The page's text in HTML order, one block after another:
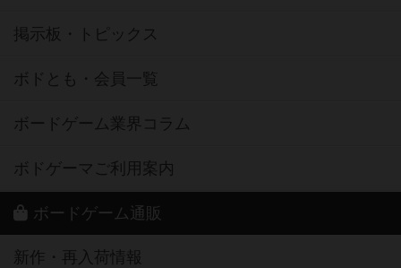
掲示板・トピックス
ボドとも・会員一覧
ボードゲーム業界コラム
ボドゲーマご利用案内
ボードゲーム通販
新作・再入荷情報